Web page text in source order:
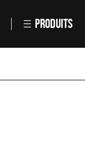
PRODUITS